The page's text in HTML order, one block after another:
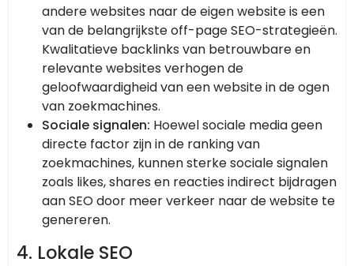
andere websites naar de eigen website is een
van de belangrijkste off-page SEO-strategieën.
Kwalitatieve backlinks van betrouwbare en
relevante websites verhogen de
geloofwaardigheid van een website in de ogen
van zoekmachines.
Sociale signalen: Hoewel sociale media geen
directe factor zijn in de ranking van
zoekmachines, kunnen sterke sociale signalen
zoals likes, shares en reacties indirect bijdragen
aan SEO door meer verkeer naar de website te
genereren.
4. Lokale SEO